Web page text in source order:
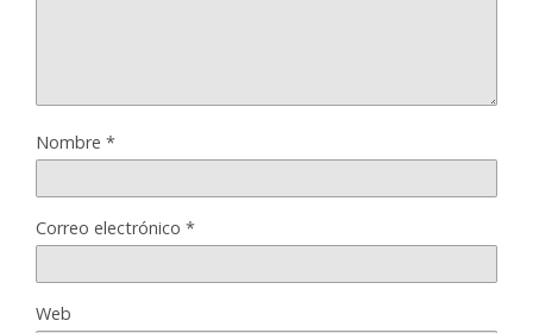
Nombre *
Correo electrónico *
Web